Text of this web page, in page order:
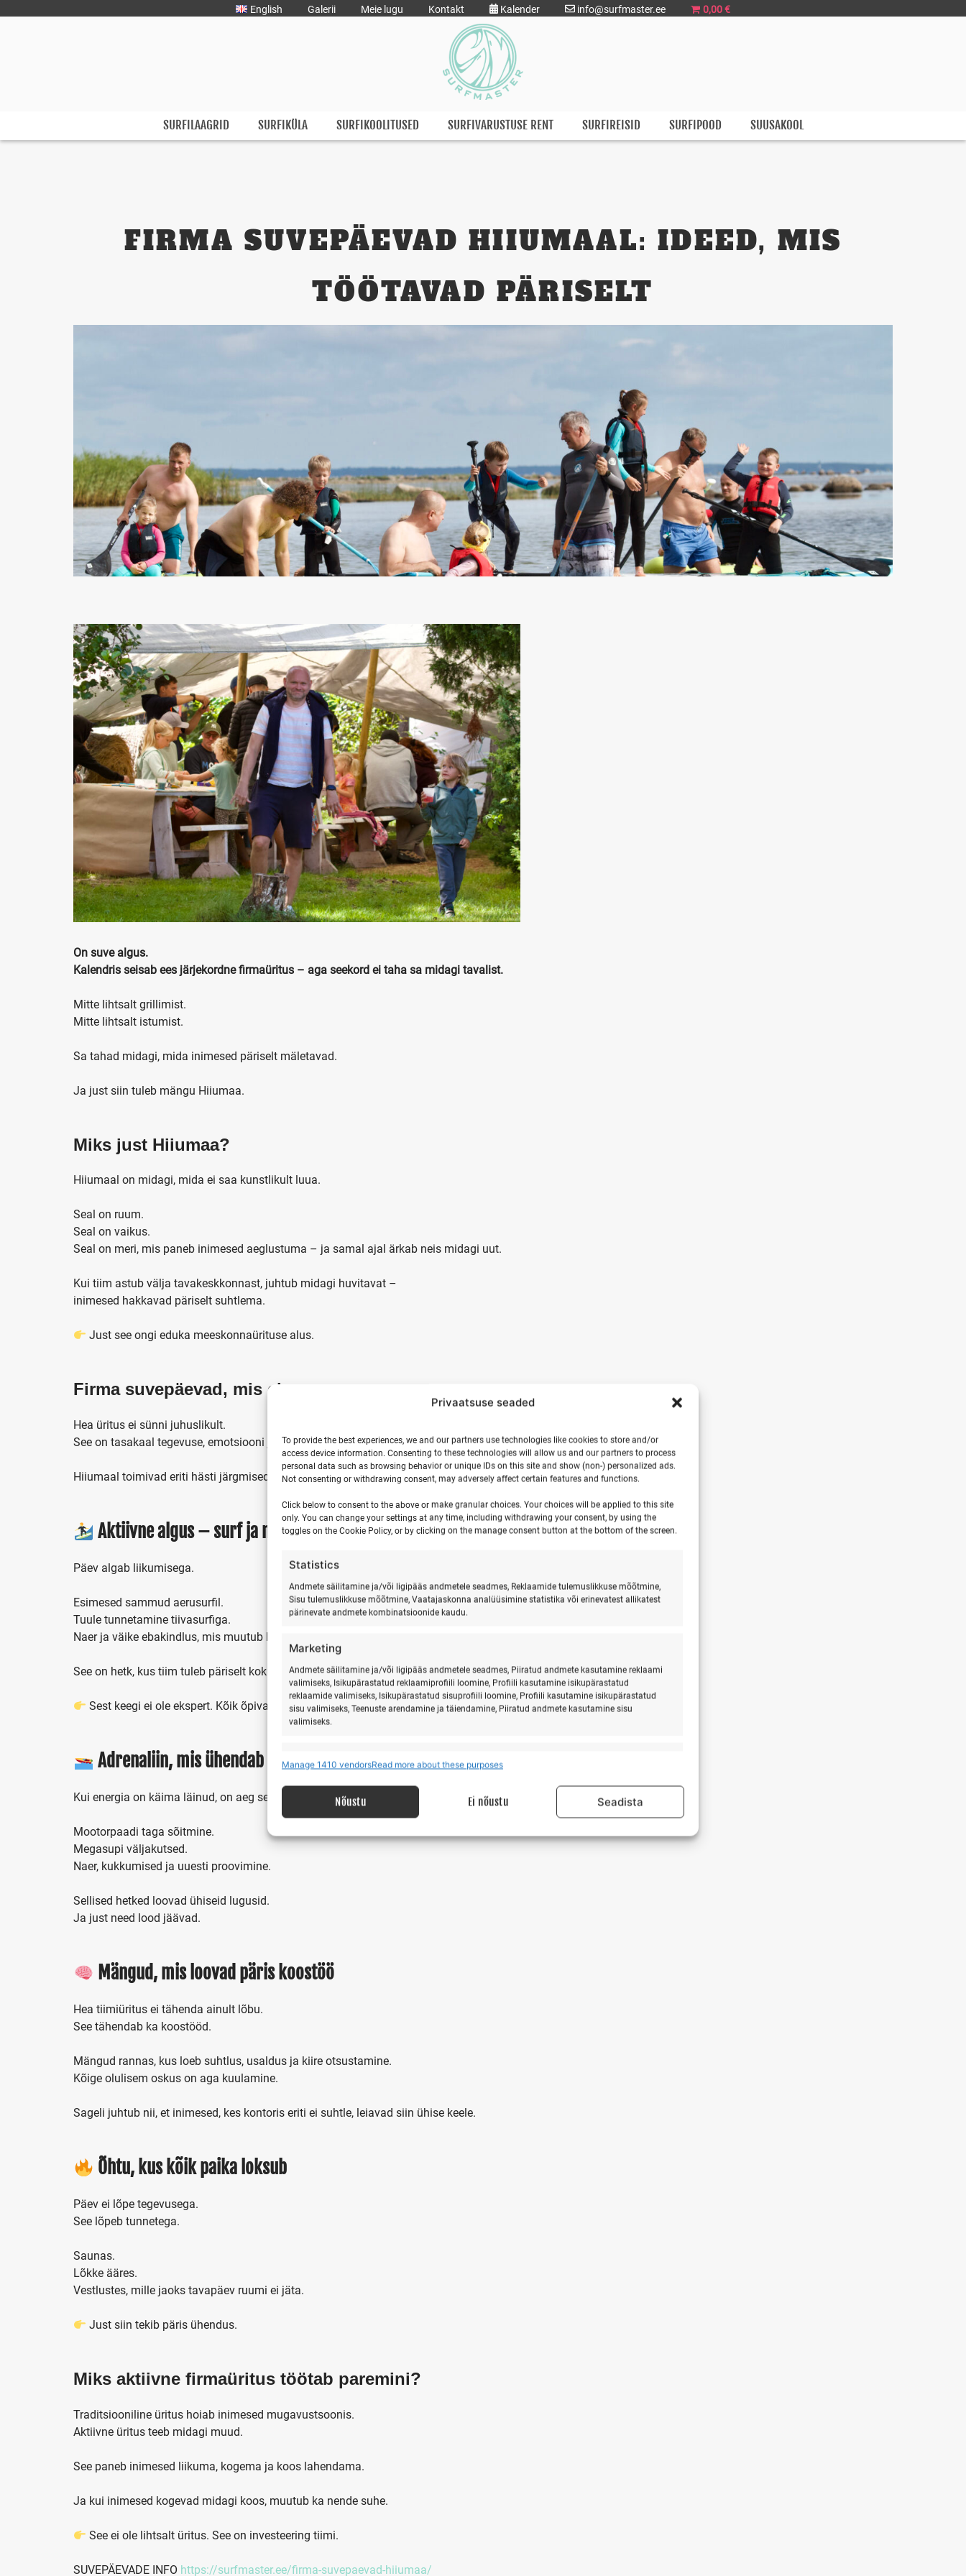
Privaatsuse seaded
To provide the best experiences, we and our partners use technologies like cookies to store and/or
access device information. Consenting to these technologies will allow us and our partners to process
personal data such as browsing behavior or unique IDs on this site and show (non-) personalized ads.
Not consenting or withdrawing consent, may adversely affect certain features and functions.
Click below to consent to the above or make granular choices. Your choices will be applied to this site
only. You can change your settings at any time, including withdrawing your consent, by using the
toggles on the Cookie Policy, or by clicking on the manage consent button at the bottom of the screen.
Statistics
Andmete säilitamine ja/või ligipääs andmetele seadmes, Reklaamide tulemuslikkuse mõõtmine,
Sisu tulemuslikkuse mõõtmine, Vaatajaskonna analüüsimine statistika või erinevatest allikatest
pärinevate andmete kombinatsioonide kaudu.
Marketing
Andmete säilitamine ja/või ligipääs andmetele seadmes, Piiratud andmete kasutamine reklaami
valimiseks, Isikupärastatud reklaamiprofiili loomine, Profiili kasutamine isikupärastatud
reklaamide valimiseks, Isikupärastatud sisuprofiili loomine, Profiili kasutamine isikupärastatud
sisu valimiseks, Teenuste arendamine ja täiendamine, Piiratud andmete kasutamine sisu
valimiseks.
seostamine, Seadmete tuvastamine automaatselt edastatud andmete põhjal.
ning vigade parandamine, Reklaami ja sisu kuvamine, Eraelu
Always active
Manage 1410 vendorsRead more about these purposes
Nõustu Ei nõustu Seadista
English Galerii Meie lugu Kontakt Kalender info@surfmaster.ee 0,00 €
SURFILAAGRID SURFIKÜLA SURFIKOOLITUSED SURFIVARUSTUSE RENT SURFIREISID SURFIPOOD SUUSAKOOL
FIRMA SUVEPÄEVAD HIIUMAAL: IDEED, MIS
TÖÖTAVAD PÄRISELT
On suve algus.
Kalendris seisab ees järjekordne firmaüritus – aga seekord ei taha sa midagi tavalist.
Mitte lihtsalt grillimist.
Mitte lihtsalt istumist.
Sa tahad midagi, mida inimesed päriselt mäletavad.
Ja just siin tuleb mängu Hiiumaa.
Miks just Hiiumaa?
Hiiumaal on midagi, mida ei saa kunstlikult luua.
Seal on ruum.
Seal on vaikus.
Seal on meri, mis paneb inimesed aeglustuma – ja samal ajal ärkab neis midagi uut.
Kui tiim astub välja tavakeskkonnast, juhtub midagi huvitavat –
inimesed hakkavad päriselt suhtlema.
Just see ongi eduka meeskonnaürituse alus.
Firma suvepäevad, mis ei unune
Hea üritus ei sünni juhuslikult.
See on tasakaal tegevuse, emotsiooni ja vabaduse vahel.
Hiiumaal toimivad eriti hästi järgmised lähenemised.
Aktiivne algus – surf ja meri
Päev algab liikumisega.
Esimesed sammud aerusurfil.
Tuule tunnetamine tiivasurfiga.
Naer ja väike ebakindlus, mis muutub kiiresti elevuseks.
See on hetk, kus tiim tuleb päriselt kokku.
Sest keegi ei ole ekspert. Kõik õpivad koos.
Adrenaliin, mis ühendab
Kui energia on käima läinud, on aeg seda tõsta.
Mootorpaadi taga sõitmine.
Megasupi väljakutsed.
Naer, kukkumised ja uuesti proovimine.
Sellised hetked loovad ühiseid lugusid.
Ja just need lood jäävad.
Mängud, mis loovad päris koostöö
Hea tiimiüritus ei tähenda ainult lõbu.
See tähendab ka koostööd.
Mängud rannas, kus loeb suhtlus, usaldus ja kiire otsustamine.
Kõige olulisem oskus on aga kuulamine.
Sageli juhtub nii, et inimesed, kes kontoris eriti ei suhtle, leiavad siin ühise keele.
Õhtu, kus kõik paika loksub
Päev ei lõpe tegevusega.
See lõpeb tunnetega.
Saunas.
Lõkke ääres.
Vestlustes, mille jaoks tavapäev ruumi ei jäta.
Just siin tekib päris ühendus.
Miks aktiivne firmaüritus töötab paremini?
Traditsiooniline üritus hoiab inimesed mugavustsoonis.
Aktiivne üritus teeb midagi muud.
See paneb inimesed liikuma, kogema ja koos lahendama.
Ja kui inimesed kogevad midagi koos, muutub ka nende suhe.
See ei ole lihtsalt üritus. See on investeering tiimi.
SUVEPÄEVADE INFO https://surfmaster.ee/firma-suvepaevad-hiiumaa/